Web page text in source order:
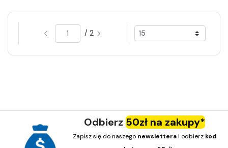
/ 2
Odbierz 50zł na zakupy*
Zapisz się do naszego newsletterai odbierz kod